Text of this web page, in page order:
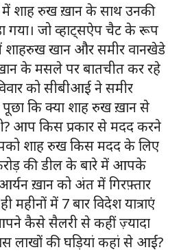
में शाह रुख ख़ान के साथ उनकी
गया। जो व्हाट्सऐप चैट के रूप
खान और समीर वानखेडे
के मसले पर बातचीत कर रहे
को सीबीआई ने समीर
कि क्या शाह रुख ख़ान से
आप किस प्रकार से मदद करने
शाह रुख किस मदद के लिए
की डील के बारे में आपके
ख़ान को अंत में गिरफ़्तार
में 7 बार विदेश यात्राएं
कैसे सैलरी से कहीं ज़्यादा
लाखों की घड़ियां कहां से आईं?